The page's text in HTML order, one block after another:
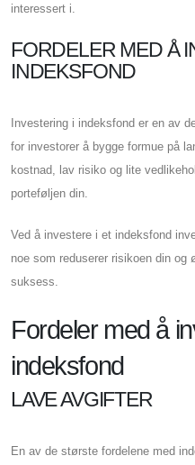
interessert i.
FORDELER MED Å
INDEKSFOND
Investering i indeksfond er en av
for investorer å bygge formue på
kostnad, lav risiko og lite
porteføljen din.
Ved å investere i et indeksfond
noe som reduserer risikoen din og
suksess.
Fordeler med å
indeksfond
LAVE AVGIFTER
En av de største fordelene med